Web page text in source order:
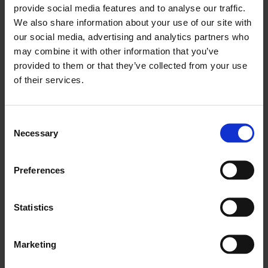
provide social media features and to analyse our traffic.
We also share information about your use of our site with
our social media, advertising and analytics partners who
may combine it with other information that you’ve
provided to them or that they’ve collected from your use
of their services.
Selection
Necessary
Preferences
Statistics
Marketing
projekta atskaites punkti.
Mašīnu izmantošanas
palielināšana ar Frontu
Daudzos Eiropas uzņēmumos izmantošanas
pārredzamību starp objektiem.
Frontu risina šo problēmu, nodrošinot reāllaika datu
iegūšanu tieši no lauka. Operatori var reģistrēt mašīnu
nostrādātās stundas un statusa atjauninājumus,
izmantojot mobilās ierīces, tādējādi novēršot
ievadīšanu.